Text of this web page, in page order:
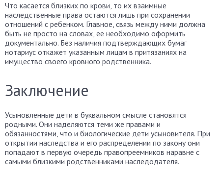
Что касается близких по крови, то их взаимные
наследственные права остаются лишь при сохранении
отношений с ребенком. Главное, связь между ними должна
быть не просто на словах, ее необходимо оформить
документально. Без наличия подтверждающих бумаг
нотариус откажет указанным лицам в притязаниях на
имущество своего кровного родственника.
Заключение
Усыновленные дети в буквальном смысле становятся
родными. Они наделяются теми же правами и
обязанностями, что и биологические дети усыновителя. При
открытии наследства и его распределении по закону они
попадают в первую очередь правопреемников наравне с
самыми близкими родственниками наследодателя.